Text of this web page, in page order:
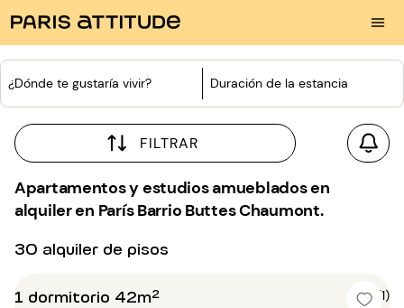
¿Dónde te gustaría vivir? Duración de la estancia
FILTRAR
Apartamentos y estudios amueblados en
alquiler en París Barrio Buttes Chaumont.
30 alquiler de pisos
1 dormitorio 42m² 5 (1)